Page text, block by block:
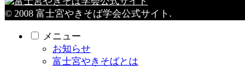
© 2008 富士宮やきそば学会公式サイト.
メニュー
お知らせ
富士宮やきそばとは